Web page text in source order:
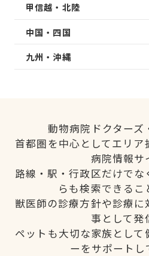
甲信越・北陸
中国・四国
九州・沖縄
動物病院ドクターズ
首都圏を中心としてエリ
病院情報サ
路線・駅・行政区だけで
らも検索できるこ
獣医師の診療方針や診療
事として発
ペットも大切な家族とし
ーをサポートし